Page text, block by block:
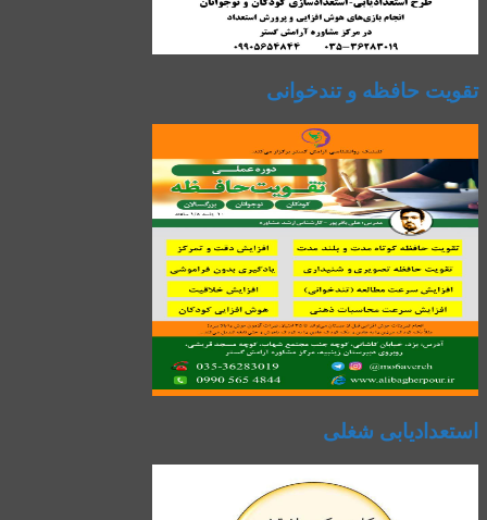
تقویت حافظه و تندخوانی
استعدادیابی شغلی